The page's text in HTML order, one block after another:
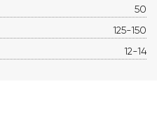
50
125-150
12-14